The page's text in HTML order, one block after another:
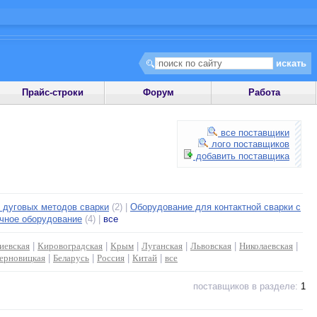
Прайс-строки Форум Работа
все поставщики
лого поставщиков
добавить поставщика
методов сварки (2) | Оборудование для контактной сварки с
оборудование (4) | все
Кировоградская Крым Луганская Львовская Николаевская
Беларусь Россия Китай все
поставщиков в разделе: 1